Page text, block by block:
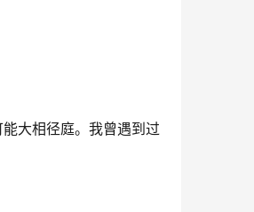
大相径庭。我曾遇到过